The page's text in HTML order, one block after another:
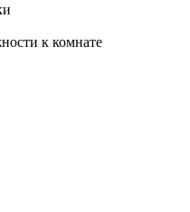
к комнате